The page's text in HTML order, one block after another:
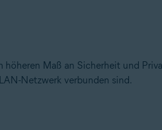
Maß an Sicherheit und
Netzwerk verbunden sind.